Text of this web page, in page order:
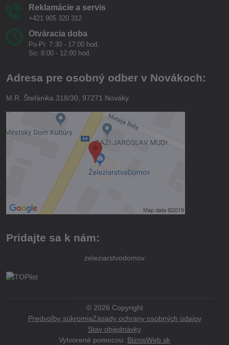
Reklamácie a servis
+421 905 320 312
Otváracia doba
Po-Pi: 7:30 - 17:00 hod.
So: 8:00 - 12:00 hod.
Adresa pre osobný odber v Novákoch:
M.R. Štefánika 318/30, 97271 Nováky
Pridajte sa k nám:
zeleziarstvodomov
© 2026 Copyright
Predvoľby súkromiaZásady ochrany osobných údajov
Stav objednávky
Vytvorené pomocou: BiznisWeb.sk